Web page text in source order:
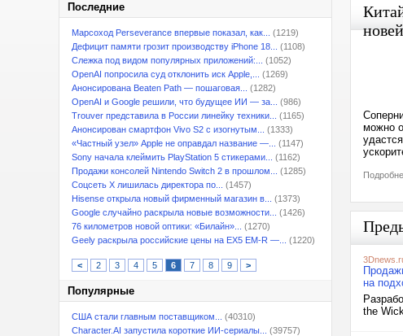
Последние
Марсоход Perseverance впервые показал, как...
(1219)
Дефицит памяти грозит производству iPhone 18...
(1108)
Слежка под видом популярных приложений:...
(1052)
OpenAI попросила суд отклонить иск Apple,...
(1269)
Анонсирована Beaten Path — пошаговая...
(1282)
OpenAI и Google решили, что будущее ИИ — за...
(986)
Trouver представила в России линейку техники...
(1165)
Анонсирован смартфон Vivo S2 с изогнутым...
(1333)
«Частный узел» Apple не оправдал название —...
(1147)
Sony начала клеймить PlayStation 5 стикерами...
(1162)
Продажи консолей Nintendo Switch 2 в прошлом...
(1285)
Соцсеть X лишилась директора по...
(1457)
Hisense открыла новый фирменный магазин в...
(1373)
Google случайно раскрыла новые возможности...
(1426)
76 километров новой оптики: «Билайн»...
(1270)
Geely раскрыла российские цены на EX5 EM-R —...
(1220)
< 2 3 4 5 6 7 8 9 >
Популярные
США стали главным поставщиком...
(40310)
Character.AI запустила короткие ИИ-сериалы...
(39757)
можно
на
the